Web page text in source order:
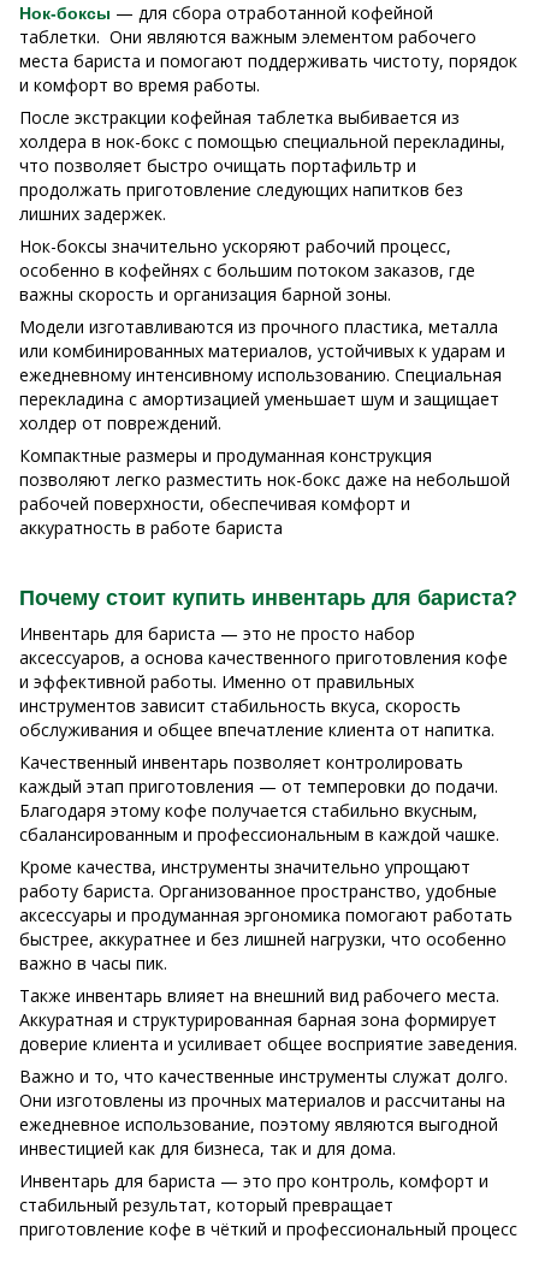
Нок-боксы — для сбора отработанной кофейной
таблетки. Они являются важным элементом рабочего
места бариста и помогают поддерживать чистоту, порядок
и комфорт во время работы.
После экстракции кофейная таблетка выбивается из
холдера в нок-бокс с помощью специальной перекладины,
что позволяет быстро очищать портафильтр и
продолжать приготовление следующих напитков без
лишних задержек.
Нок-боксы значительно ускоряют рабочий процесс,
особенно в кофейнях с большим потоком заказов, где
важны скорость и организация барной зоны.
Модели изготавливаются из прочного пластика, металла
или комбинированных материалов, устойчивых к ударам и
ежедневному интенсивному использованию. Специальная
перекладина с амортизацией уменьшает шум и защищает
холдер от повреждений.
Компактные размеры и продуманная конструкция
позволяют легко разместить нок-бокс даже на небольшой
рабочей поверхности, обеспечивая комфорт и
аккуратность в работе бариста
Почему стоит купить инвентарь для бариста?
Инвентарь для бариста — это не просто набор
аксессуаров, а основа качественного приготовления кофе
и эффективной работы. Именно от правильных
инструментов зависит стабильность вкуса, скорость
обслуживания и общее впечатление клиента от напитка.
Качественный инвентарь позволяет контролировать
каждый этап приготовления — от темперовки до подачи.
Благодаря этому кофе получается стабильно вкусным,
сбалансированным и профессиональным в каждой чашке.
Кроме качества, инструменты значительно упрощают
работу бариста. Организованное пространство, удобные
аксессуары и продуманная эргономика помогают работать
быстрее, аккуратнее и без лишней нагрузки, что особенно
важно в часы пик.
Также инвентарь влияет на внешний вид рабочего места.
Аккуратная и структурированная барная зона формирует
доверие клиента и усиливает общее восприятие заведения.
Важно и то, что качественные инструменты служат долго.
Они изготовлены из прочных материалов и рассчитаны на
ежедневное использование, поэтому являются выгодной
инвестицией как для бизнеса, так и для дома.
Инвентарь для бариста — это про контроль, комфорт и
стабильный результат, который превращает
приготовление кофе в чёткий и профессиональный процесс